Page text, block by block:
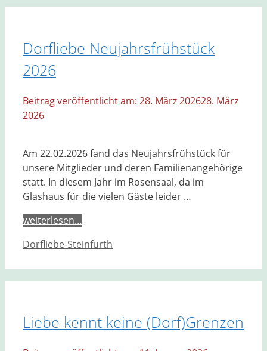
Dorfliebe Neujahrsfrühstück
2026
28. März 202628. März
2026
Am 22.02.2026 fand das Neujahrsfrühstück für
unsere Mitglieder und deren Familienangehörige
statt. In diesem Jahr im Rosensaal, da im
Glashaus für die vielen Gäste leider …
weiterlesen…
Kategorien
Dorfliebe-Steinfurth
Liebe kennt keine (Dorf)Grenzen